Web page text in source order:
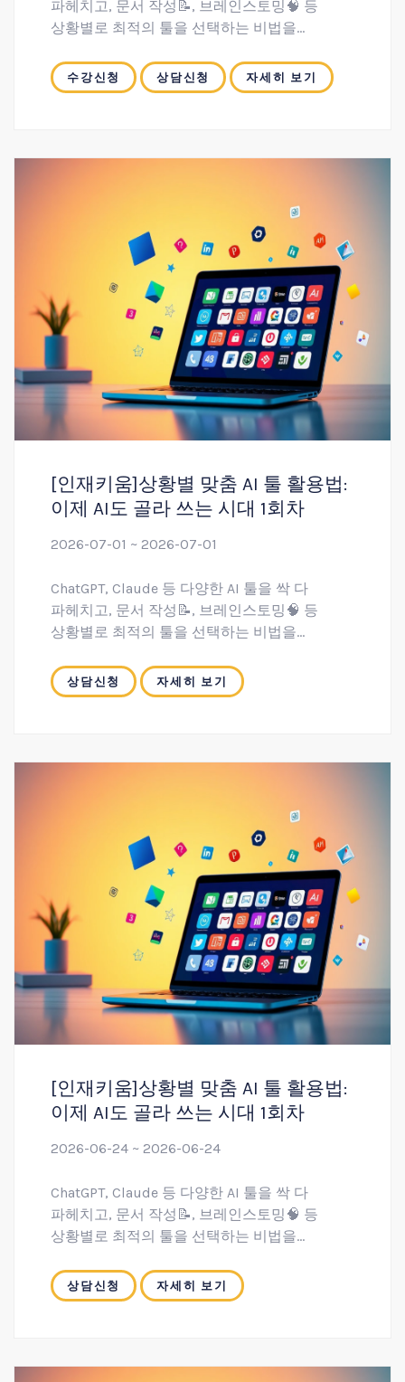
파헤치고, 문서 작성📝, 브레인스토밍🧠 등
상황별로 최적의 툴을 선택하는 비법을
실전 프롬프트 엔지니어링을 통해 이메일✉️,
회의록🗎 요약 등 실제 업무에 바로 적용할 수
수강신청 상담신청 자세히 보기
[인재키움]상황별 맞춤 AI 툴 활용법:
이제 AI도 골라 쓰는 시대 1회차
2026-07-01 ~ 2026-07-01
ChatGPT, Claude 등 다양한 AI 툴을 싹 다
파헤치고, 문서 작성📝, 브레인스토밍🧠 등
상황별로 최적의 툴을 선택하는 비법을
실전 프롬프트 엔지니어링을 통해 이메일✉️,
회의록🗎 요약 등 실제 업무에 바로 적용할 수
상담신청 자세히 보기
[인재키움]상황별 맞춤 AI 툴 활용법:
이제 AI도 골라 쓰는 시대 1회차
2026-06-24 ~ 2026-06-24
ChatGPT, Claude 등 다양한 AI 툴을 싹 다
파헤치고, 문서 작성📝, 브레인스토밍🧠 등
상황별로 최적의 툴을 선택하는 비법을
실전 프롬프트 엔지니어링을 통해 이메일✉️,
회의록🗎 요약 등 실제 업무에 바로 적용할 수
상담신청 자세히 보기